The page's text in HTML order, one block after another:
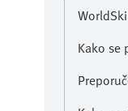
Kako se